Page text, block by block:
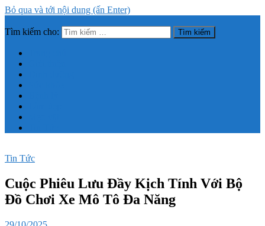
Bỏ qua và tới nội dung (ấn Enter)
Trang thông tin tổng hợp về sức khỏe, làm đẹp
Tìm kiếm cho:
Tin Tức
Cuộc Phiêu Lưu Đầy Kịch Tính Với Bộ
Đồ Chơi Xe Mô Tô Đa Năng